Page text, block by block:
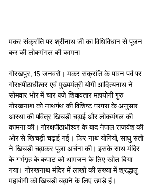
मकर संक्रांति पर श्रीनाथ जी का विधिविधान से पूजन
कर की लोकमंगल की कामना
गोरखपुर, 15 जनवरी। मकर संक्रांति के पावन पर्व पर
गोरक्षपीठाधीश्वर एवं मुख्यमंत्री योगी आदित्यनाथ ने
सोमवार भोर में चार बजे शिवावतार महायोगी गुरु
गोरखनाथ को नाथपंथ की विशिष्ट परंपरा के अनुसार
आस्था की पवित्र खिचड़ी चढ़ाई और लोकमंगल की
कामना की। गोरक्षपीठाधीश्वर के बाद नेपाल राजवंश की
ओर से खिचड़ी चढ़ाई गई। फिर नाथ योगियों, साधु संतों
ने खिचड़ी चढ़ाकर पूजा अर्चना की। इसके साथ मंदिर
के गर्भगृह के कपाट को आमजन के लिए खोल दिया
गया। गोरखनाथ मंदिर में लाखों की संख्या में श्रद्धालु
महायोगी को खिचड़ी चढ़ाने के लिए उमड़े हैं।